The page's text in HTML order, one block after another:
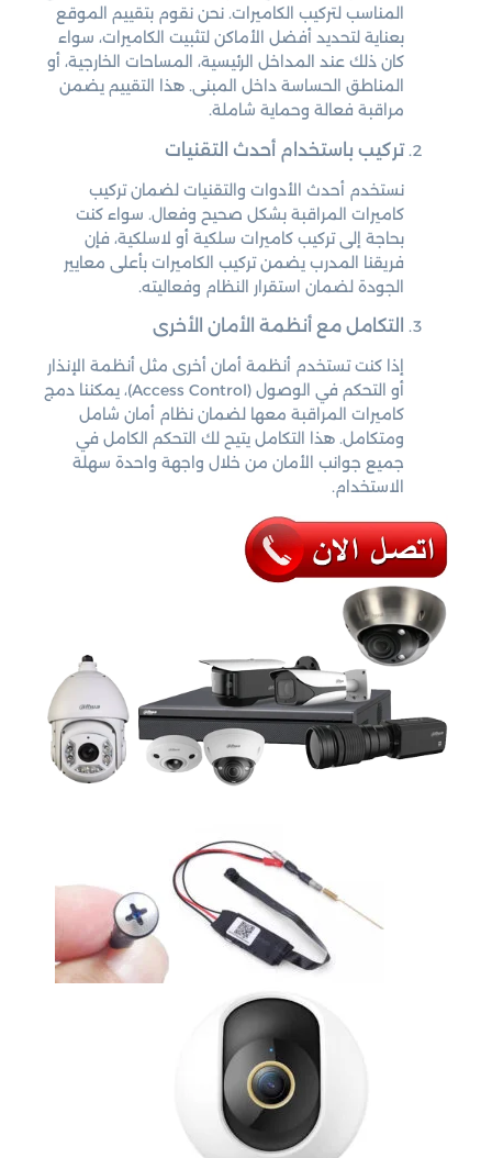
المناسب لتركيب الكاميرات. نحن نقوم بتقييم الموقع
بعناية لتحديد أفضل الأماكن لتثبيت الكاميرات، سواء
كان ذلك عند المداخل الرئيسية، المساحات الخارجية، أو
المناطق الحساسة داخل المبنى. هذا التقييم يضمن
مراقبة فعالة وحماية شاملة.
تركيب باستخدام أحدث التقنيات
نستخدم أحدث الأدوات والتقنيات لضمان تركيب
كاميرات المراقبة بشكل صحيح وفعال. سواء كنت
بحاجة إلى تركيب كاميرات سلكية أو لاسلكية، فإن
فريقنا المدرب يضمن تركيب الكاميرات بأعلى معايير
الجودة لضمان استقرار النظام وفعاليته.
التكامل مع أنظمة الأمان الأخرى
إذا كنت تستخدم أنظمة أمان أخرى مثل أنظمة الإنذار
أو التحكم في الوصول (Access Control)، يمكننا دمج
كاميرات المراقبة معها لضمان نظام أمان شامل
ومتكامل. هذا التكامل يتيح لك التحكم الكامل في
جميع جوانب الأمان من خلال واجهة واحدة سهلة
الاستخدام.